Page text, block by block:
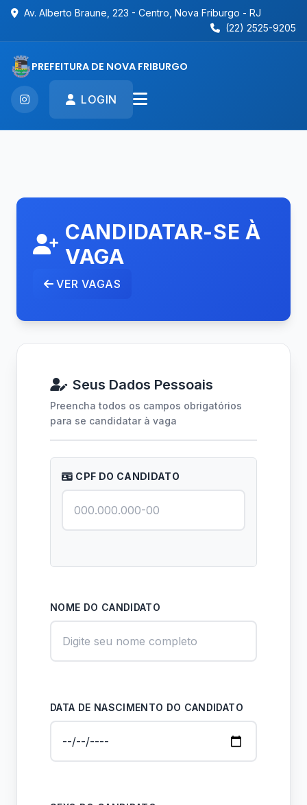
Av. Alberto Braune, 223 - Centro, Nova Friburgo - RJ
(22) 2525-9205
PREFEITURA DE NOVA FRIBURGO
LOGIN
CANDIDATAR-SE À
VAGA
VER VAGAS
Seus Dados Pessoais
Preencha todos os campos obrigatórios
para se candidatar à vaga
CPF DO CANDIDATO
NOME DO CANDIDATO
DATA DE NASCIMENTO DO CANDIDATO